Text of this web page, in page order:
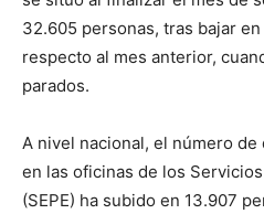
32.605 personas, tras bajar
respecto al mes anterior,
parados.
A nivel nacional, el número
en las oficinas de los
(SEPE) ha subido en 13.907